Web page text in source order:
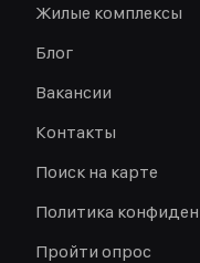
Жилые комплексы
Блог
Вакансии
Контакты
Поиск на карте
Политика
Пройти опрос